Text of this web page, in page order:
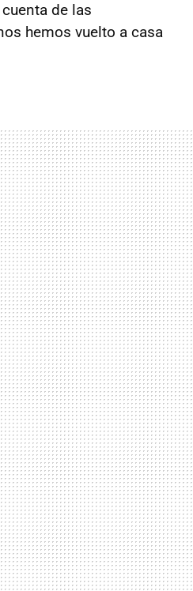
de las
hemos vuelto a casa